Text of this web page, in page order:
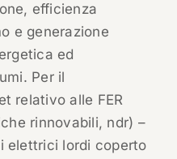
efficienza
e generazione
ed
Per il
relativo alle FER
rinnovabili, ndr) –
elettrici lordi coperto